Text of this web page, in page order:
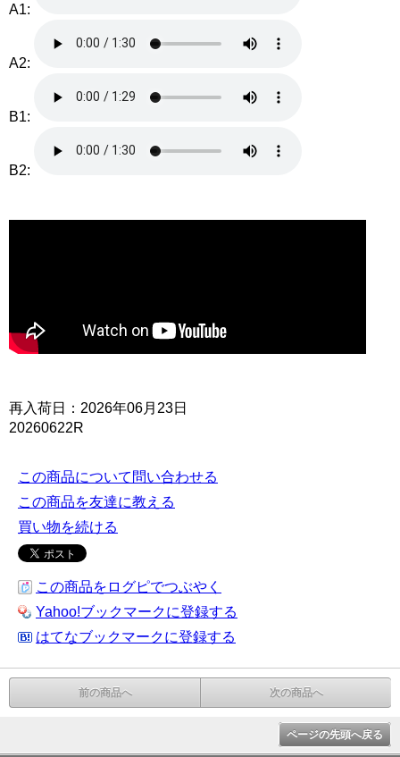
A1:
A2:
B1:
B2:
再入荷日：2026年06月23日
20260622R
この商品について問い合わせる
この商品を友達に教える
買い物を続ける
この商品をログピでつぶやく
Yahoo!ブックマークに登録する
はてなブックマークに登録する
前の商品へ 次の商品へ
ページの先頭へ戻る